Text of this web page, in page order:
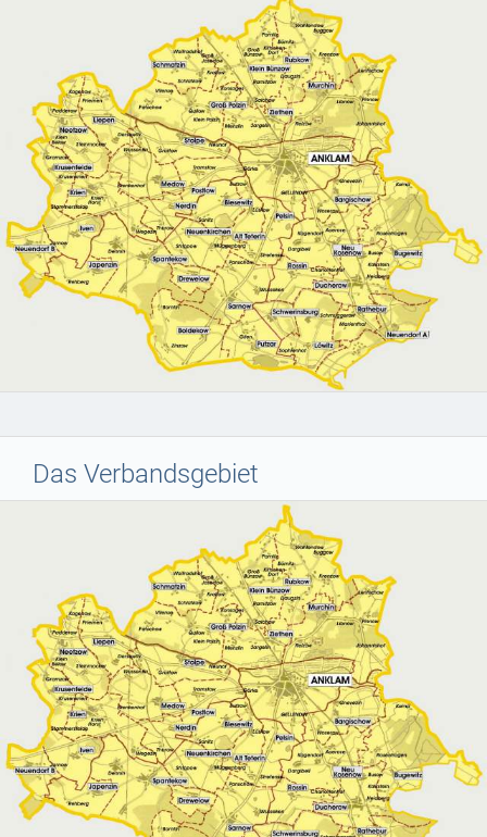
Das Verbandsgebiet